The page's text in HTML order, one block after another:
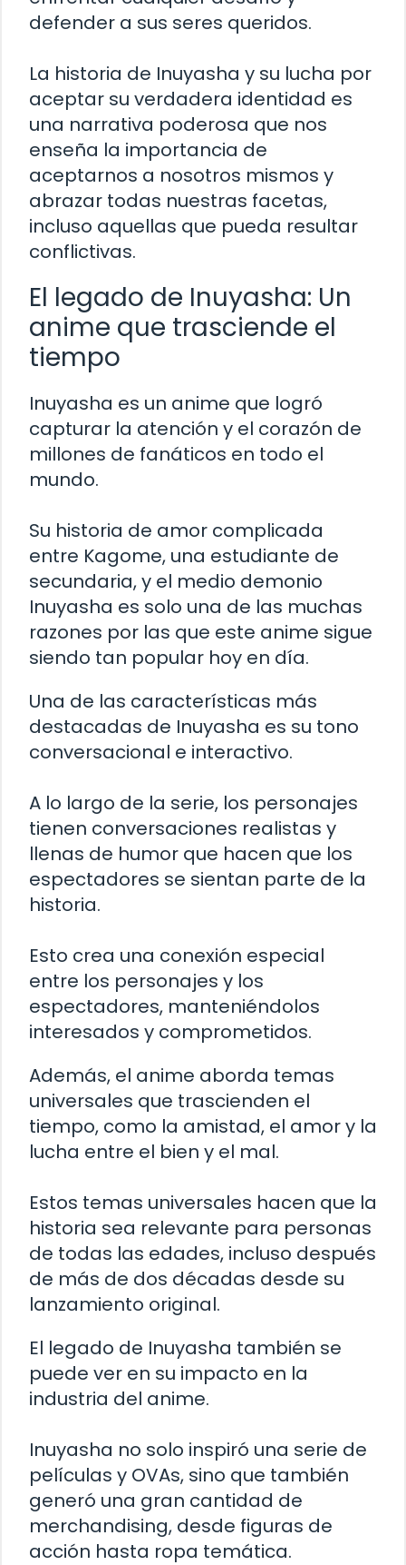
defender a sus seres queridos.
La historia de Inuyasha y su lucha por
aceptar su verdadera identidad es
una narrativa poderosa que nos
enseña la importancia de
aceptarnos a nosotros mismos y
abrazar todas nuestras facetas,
incluso aquellas que pueda resultar
conflictivas.
El legado de Inuyasha: Un
anime que trasciende el
tiempo
Inuyasha es un anime que logró
capturar la atención y el corazón de
millones de fanáticos en todo el
mundo.
Su historia de amor complicada
entre Kagome, una estudiante de
secundaria, y el medio demonio
Inuyasha es solo una de las muchas
razones por las que este anime sigue
siendo tan popular hoy en día.
Una de las características más
destacadas de Inuyasha es su tono
conversacional e interactivo.
A lo largo de la serie, los personajes
tienen conversaciones realistas y
llenas de humor que hacen que los
espectadores se sientan parte de la
historia.
Esto crea una conexión especial
entre los personajes y los
espectadores, manteniéndolos
interesados y comprometidos.
Además, el anime aborda temas
universales que trascienden el
tiempo, como la amistad, el amor y la
lucha entre el bien y el mal.
Estos temas universales hacen que la
historia sea relevante para personas
de todas las edades, incluso después
de más de dos décadas desde su
lanzamiento original.
El legado de Inuyasha también se
puede ver en su impacto en la
industria del anime.
Inuyasha no solo inspiró una serie de
películas y OVAs, sino que también
generó una gran cantidad de
merchandising, desde figuras de
acción hasta ropa temática.